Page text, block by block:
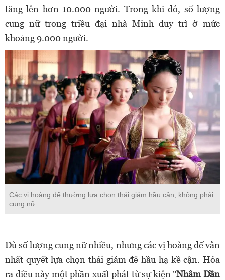
tăng lên hơn 10.000 người. Trong khi đó, số lượng
cung nữ trong triều đại nhà Minh duy trì ở mức
khoảng 9.000 người.
Các vị hoàng đế thường lựa chọn thái giám hầu cận, không phải
cung nữ.
Dù số lượng cung nữ nhiều, nhưng các vị hoàng đế vẫn
nhất quyết lựa chọn thái giám để hầu hạ kề cận. Hóa
ra điều này một phần xuất phát từ sự kiện "Nhâm Dần